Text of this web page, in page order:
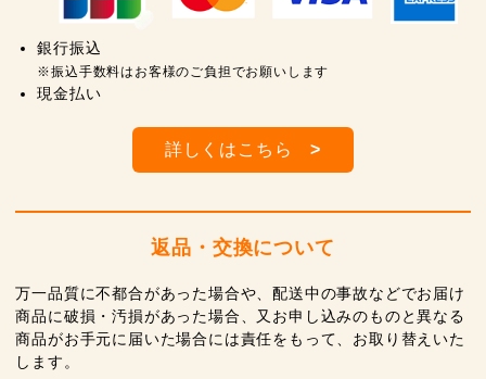
銀行振込
※振込手数料はお客様のご負担でお願いします
現金払い
詳しくはこちら>
返品・交換について
万一品質に不都合があった場合や、配送中の事故などでお届け
商品に破損・汚損があった場合、又お申し込みのものと異なる
商品がお手元に届いた場合には責任をもって、お取り替えいた
します。